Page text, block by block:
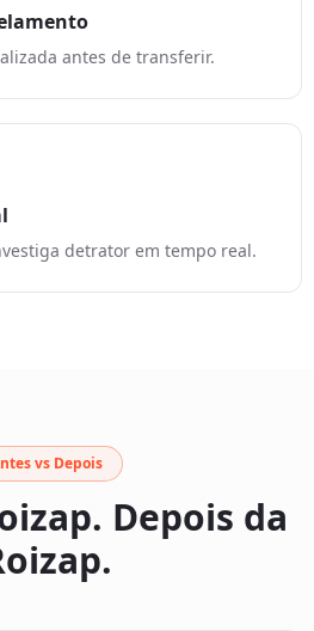
antes de transferir.
detrator em tempo real.
vs Depois
Depois da